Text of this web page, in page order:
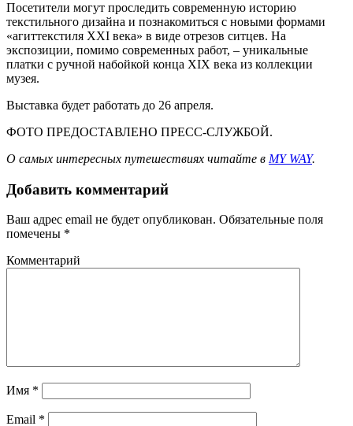
Посетители могут проследить современную историю
текстильного дизайна и познакомиться с новыми формами
«агиттекстиля XXI века» в виде отрезов ситцев. На
экспозиции, помимо современных работ, – уникальные
платки с ручной набойкой конца XIX века из коллекции
музея.
Выставка будет работать до 26 апреля.
ФОТО ПРЕДОСТАВЛЕНО ПРЕСС-СЛУЖБОЙ.
О самых интересных путешествиях читайте в MY WAY.
Добавить комментарий
Ваш адрес email не будет опубликован. Обязательные поля
помечены *
Комментарий
Имя *
Email *